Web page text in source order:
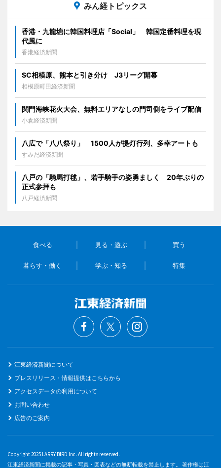
みん経トピックス
香港・九龍塘に韓国料理店「Social」 韓国定番料理を現
代風に
香港経済新聞
SC相模原、熊本と引き分け J3リーグ開幕
相模原町田経済新聞
関門海峡花火大会、無料エリアなしの門司側をライブ配信
小倉経済新聞
八広で「八八祭り」 1500人が提灯行列、多幸アートも
すみだ経済新聞
八戸の「騎馬打毬」、若手騎手の姿勇ましく 20年ぶりの
正式参拝も
八戸経済新聞
食べる 見る・遊ぶ 買う
暮らす・働く 学ぶ・知る 特集
江東経済新聞について
プレスリリース・情報提供はこちらから
アクセスデータの利用について
お問い合わせ
広告のご案内
Copyright 2025 LARRY BIRD Inc. All rights reserved.
江東経済新聞に掲載の記事・写真・図表などの無断転載を禁止します。 著作権は江